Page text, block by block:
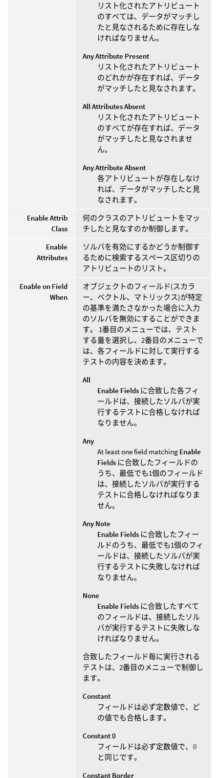
リスト化されたアトリビュート
のすべては、データがマッチし
たと見なされるために存在しな
ければなりません。
Any Attribute Present
リスト化されたアトリビュート
のどれかが存在すれば、データ
がマッチしたと見なされます。
All Attributes Absent
リスト化されたアトリビュート
のすべてが存在すれば、データ
がマッチしたと見なされませ
ん。
Any Attribute Absent
各アトリビュートが存在しなけ
れば、データがマッチしたと見
なされます。
Enable Attrib
Class
何のクラスのアトリビュートをマッ
チしたと見なすのか制御します。
Enable
Attributes
ソルバを有効にするかどうか制御す
るために検索するスペース区切りの
アトリビュートのリスト。
Enable on Field
When
オブジェクトのフィールド(スカラ
ー、ベクトル、マトリックス)が特定
の基準を満たさなかった場合に入力
のソルバを無効にすることができま
す。 1番目のメニューでは、テスト
する量を選択し、2番目のメニューで
は、各フィールドに対して実行する
テストの内容を決めます。
All
Enable Fields に合致した各フィ
ールドは、接続したソルバが実
行するテストに合格しなければ
なりません。
Any
At least one field matching Enable
Fields に合致したフィールドの
うち、最低でも1個のフィールド
は、接続したソルバが実行する
テストに合格しなければなりま
せん。
Any Note
Enable Fields に合致したフィー
ルドのうち、最低でも1個のフィ
ールドは、接続したソルバが実
行するテストに失敗しなければ
なりません。
None
Enable Fields に合致したすべて
のフィールドは、接続したソル
バが実行するテストに失敗しな
ければなりません。
合致したフィールド毎に実行される
テストは、2番目のメニューで制御し
ます。
Constant
フィールドは必ず定数値で、ど
の値でも合格します。
Constant 0
フィールドは必ず定数値で、 0
と同じです。
Constant Border